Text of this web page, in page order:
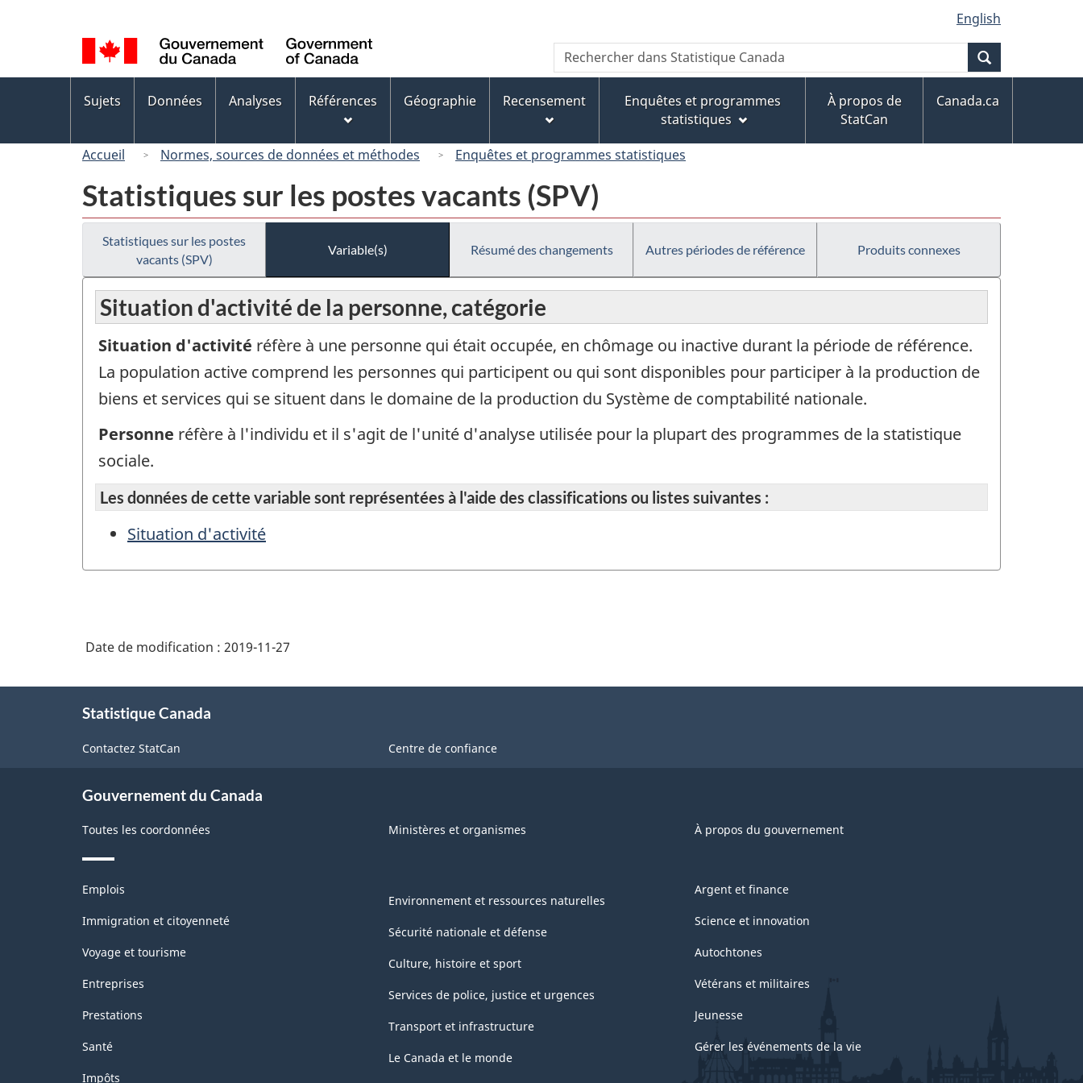
au
contenu
principal
« À
propos
de
ce
version
HTML
simplifiée
de
la
langue
English
Canada
Recherche
Rechercher
dans
Canada
des
Sujets Données Analyses Références Géographie Recensement
Enquêtes et programmes
statistiques
À propos de
StatCan
Canada.ca
Accueil Normes, sources de données et méthodes Enquêtes et programmes statistiques
Statistiques sur les postes vacants (SPV)
Statistiques sur les postes
vacants (SPV)
Variable(s) Résumé des changements Autres périodes de référence Produits connexes
Situation d'activité de la personne, catégorie
Situation d'activité réfère à une personne qui était occupée, en chômage ou inactive durant la période de référence.
La population active comprend les personnes qui participent ou qui sont disponibles pour participer à la production de
biens et services qui se situent dans le domaine de la production du Système de comptabilité nationale.
Personne réfère à l'individu et il s'agit de l'unité d'analyse utilisée pour la plupart des programmes de la statistique
sociale.
Les données de cette variable sont représentées à l'aide des classifications ou listes suivantes :
Situation d'activité
Date de modification : 2019-11-27
Statistique Canada
Contactez StatCan Centre de confiance
Gouvernement du Canada
Toutes les coordonnées Ministères et organismes À propos du gouvernement
Thèmes
sujets
Emplois
Immigration et citoyenneté
Voyage et tourisme
Entreprises
Prestations
Santé
Impôts
Environnement et ressources naturelles
Sécurité nationale et défense
Culture, histoire et sport
Services de police, justice et urgences
Transport et infrastructure
Le Canada et le monde
Argent et finance
Science et innovation
Autochtones
Vétérans et militaires
Jeunesse
Gérer les événements de la vie